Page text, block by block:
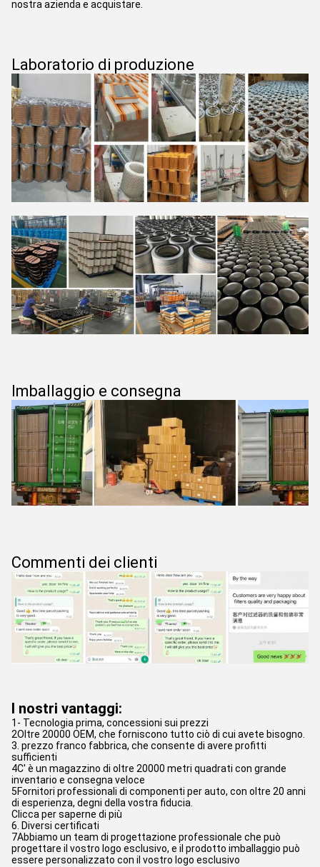
nostra azienda e acquistare.
Laboratorio di produzione
Imballaggio e consegna
Commenti dei clienti
I nostri vantaggi:
1- Tecnologia prima, concessioni sui prezzi
2Oltre 20000 OEM, che forniscono tutto ciò di cui avete bisogno.
3. prezzo franco fabbrica, che consente di avere profitti
sufficienti
4C' è un magazzino di oltre 20000 metri quadrati con grande
inventario e consegna veloce
5Fornitori professionali di componenti per auto, con oltre 20 anni
di esperienza, degni della vostra fiducia.
Clicca per saperne di più
6. Diversi certificati
7Abbiamo un team di progettazione professionale che può
progettare il vostro logo esclusivo, e il prodotto imballaggio può
essere personalizzato con il vostro logo esclusivo